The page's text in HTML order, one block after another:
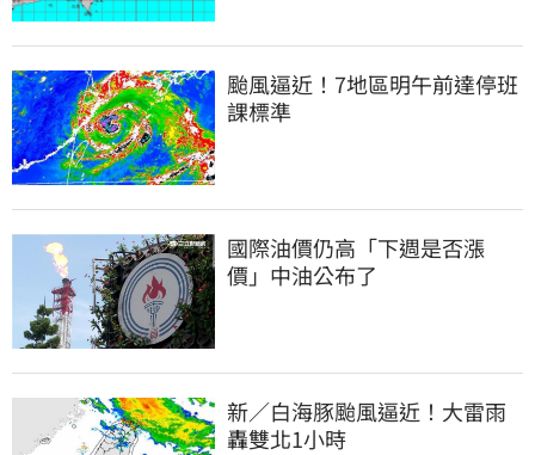
颱風逼近！7地區明午前達停班
課標準
國際油價仍高「下週是否漲
價」中油公布了
新／白海豚颱風逼近！大雷雨
轟雙北1小時